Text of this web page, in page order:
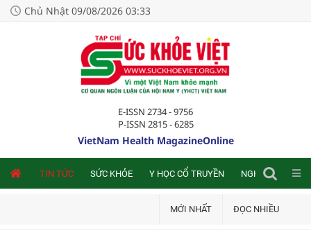
Chủ Nhật 09/08/2026 03:33
E-ISSN 2734 - 9756
P-ISSN 2815 - 6285
VietNam Health MagazineOnline
TIN TỨC SỨC KHỎE Y HỌC CỔ TRUYỀN NGHIÊN CỨU
MỚI NHẤT ĐỌC NHIỀU